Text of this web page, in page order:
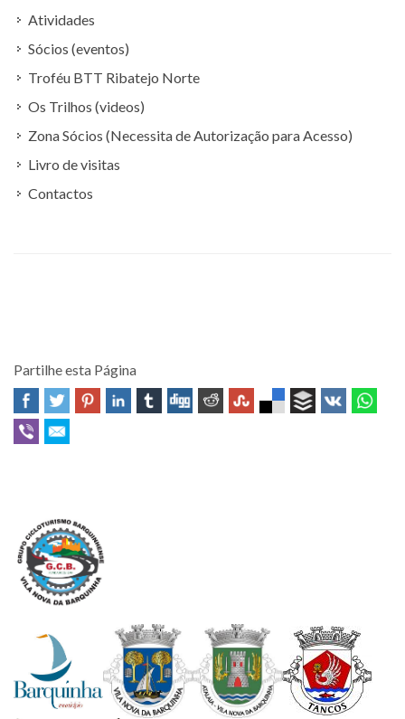
Atividades
Sócios (eventos)
Troféu BTT Ribatejo Norte
Os Trilhos (videos)
Zona Sócios (Necessita de Autorização para Acesso)
Livro de visitas
Contactos
Partilhe esta Página